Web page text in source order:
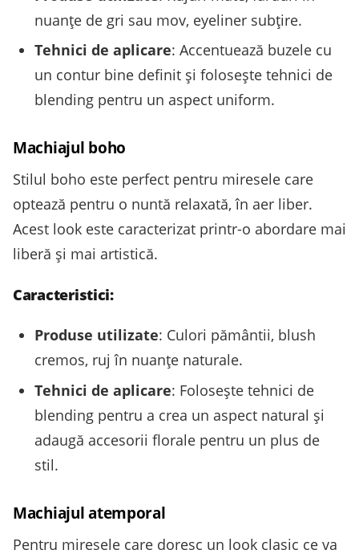
nuanțe de gri sau mov, eyeliner subțire.
Tehnici de aplicare: Accentuează buzele cu
un contur bine definit și folosește tehnici de
blending pentru un aspect uniform.
Machiajul boho
Stilul boho este perfect pentru miresele care
optează pentru o nuntă relaxată, în aer liber.
Acest look este caracterizat printr-o abordare mai
liberă și mai artistică.
Caracteristici:
Produse utilizate: Culori pământii, blush
cremos, ruj în nuanțe naturale.
Tehnici de aplicare: Folosește tehnici de
blending pentru a crea un aspect natural și
adaugă accesorii florale pentru un plus de
stil.
Machiajul atemporal
Pentru miresele care doresc un look clasic ce va